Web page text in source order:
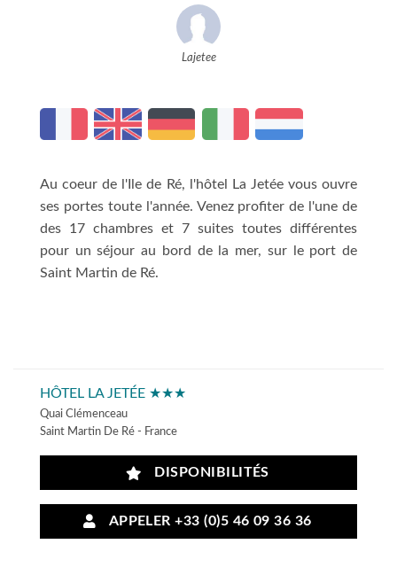
Lajetee
Au coeur de l'Ile de Ré, l'hôtel La Jetée vous ouvre
ses portes toute l'année. Venez profiter de l'une de
des 17 chambres et 7 suites toutes différentes
pour un séjour au bord de la mer, sur le port de
Saint Martin de Ré.
HÔTEL LA JETÉE ★★★
Quai Clémenceau
Saint Martin De Ré - France
DISPONIBILITÉS
APPELER +33 (0)5 46 09 36 36